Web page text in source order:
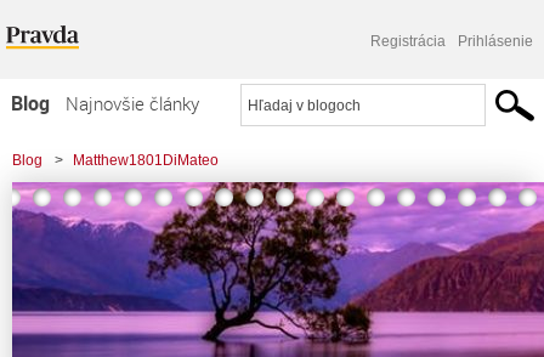
Registrácia Prihlásenie
Blog
Najnovšie články
Najčítanejšie články
Najkomentovanejšie články
Komerčné blogy
Blog > Matthew1801DiMateo